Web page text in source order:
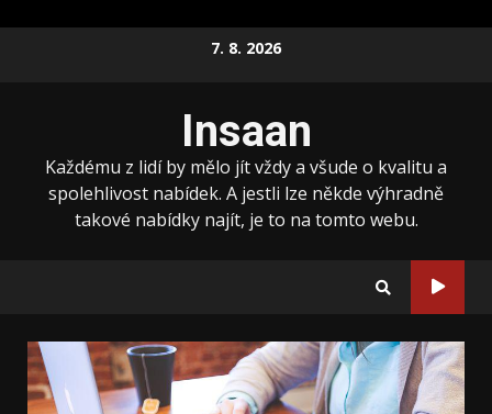
7. 8. 2026
Insaan
Každému z lidí by mělo jít vždy a všude o kvalitu a
spolehlivost nabídek. A jestli lze někde výhradně
takové nabídky najít, je to na tomto webu.